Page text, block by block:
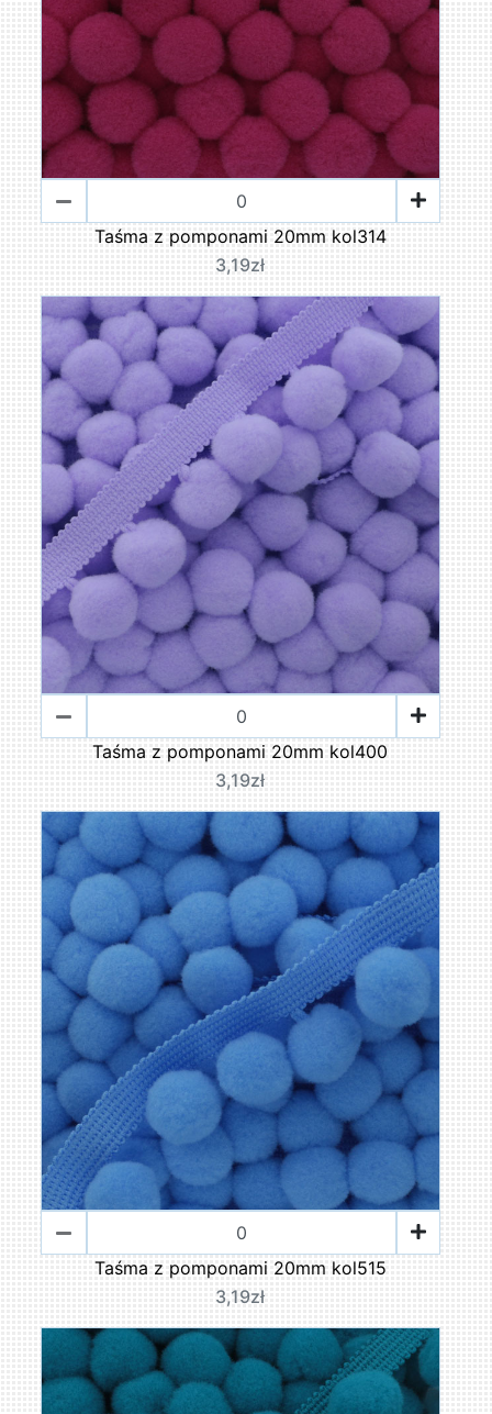
Taśma z pomponami 20mm kol314
3,19zł
Taśma z pomponami 20mm kol400
3,19zł
Taśma z pomponami 20mm kol515
3,19zł